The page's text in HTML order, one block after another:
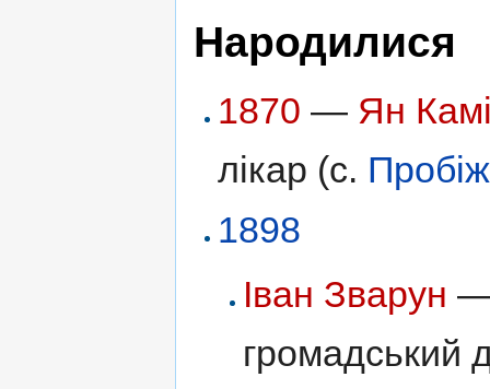
Народилися
1870 — Ян
лікар (с.
1898
Іван Зварун —
громадський